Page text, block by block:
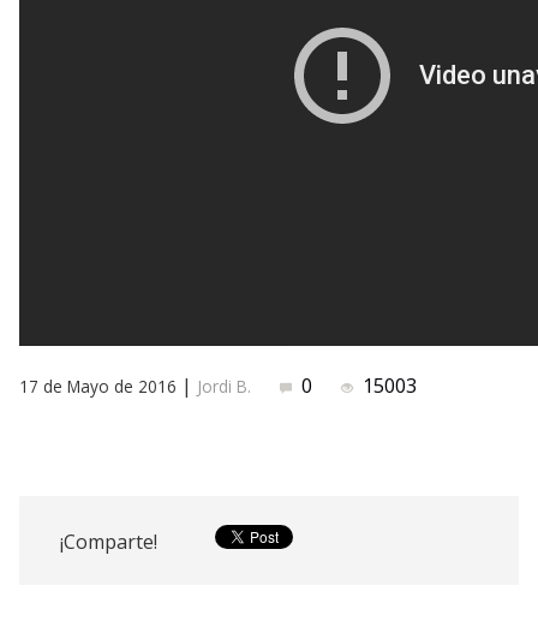
17 de Mayo de 2016 | Jordi B. 0 15003
¡Comparte!